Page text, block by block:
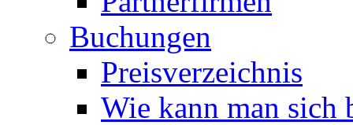
Buchungen
Preisverzeichnis
Wie kann man sich